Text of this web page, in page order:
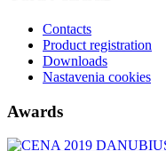
Contacts
Product registration
Downloads
Nastavenia cookies
Awards